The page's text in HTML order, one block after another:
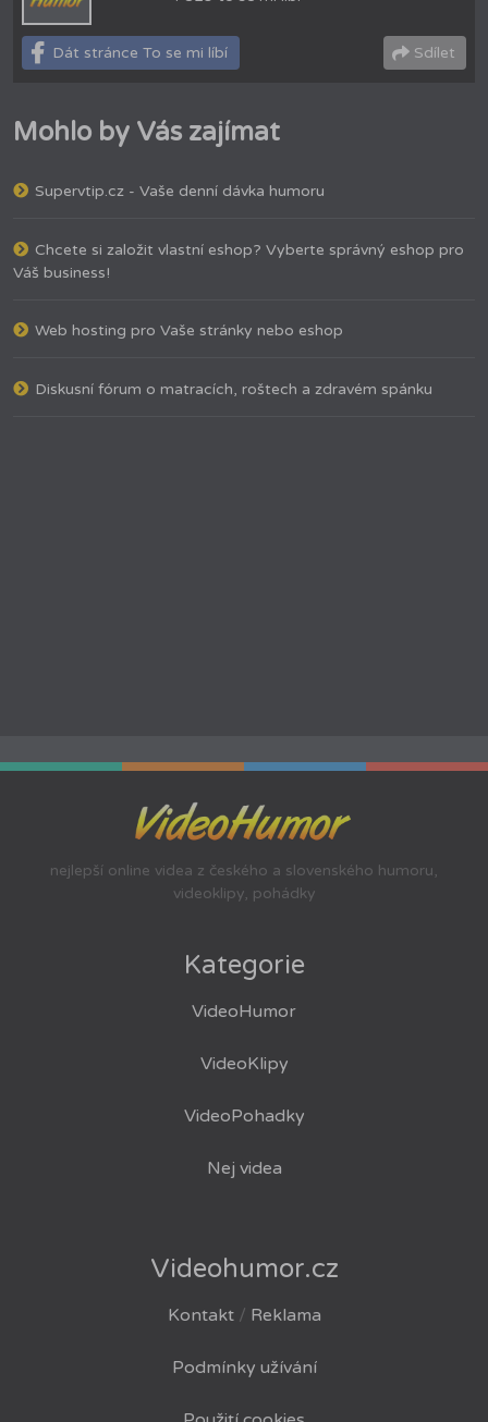
Dát stránce To se mi líbí Sdílet
Mohlo by Vás zajímat
Supervtip.cz - Vaše denní dávka humoru
Chcete si založit vlastní eshop? Vyberte správný eshop pro
Váš business!
Web hosting pro Vaše stránky nebo eshop
Diskusní fórum o matracích, roštech a zdravém spánku
nejlepší online videa z českého a slovenského humoru,
videoklipy, pohádky
Kategorie
VideoHumor
VideoKlipy
VideoPohadky
Nej videa
Videohumor.cz
Kontakt/ Reklama
Podmínky užívání